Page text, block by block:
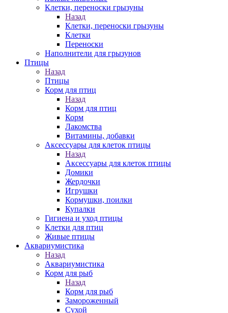
Клетки, переноски грызуны
Назад
Клетки, переноски грызуны
Клетки
Переноски
Наполнители для грызунов
Птицы
Назад
Птицы
Корм для птиц
Назад
Корм для птиц
Корм
Лакомства
Витамины, добавки
Аксессуары для клеток птицы
Назад
Аксессуары для клеток птицы
Домики
Жердочки
Игрушки
Кормушки, поилки
Купалки
Гигиена и уход птицы
Клетки для птиц
Живые птицы
Аквариумистика
Назад
Аквариумистика
Корм для рыб
Назад
Корм для рыб
Замороженный
Сухой